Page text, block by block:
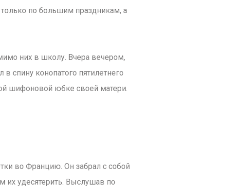
по большим праздникам, а
них в школу. Вчера вечером,
спину конопатого пятилетнего
шифоновой юбке своей матери.
во Францию. Он забрал с собой
их удесятерить. Выслушав по